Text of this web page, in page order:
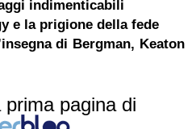
indimenticabili
e la prigione della fede
di Bergman, Keaton
prima pagina di